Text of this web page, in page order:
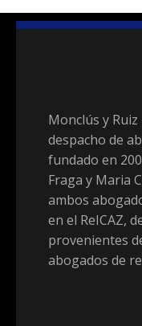
Monclús y
despacho de
fundado en
Fraga y Maria
ambos
en el ReICAZ,
provenientes
abogados de